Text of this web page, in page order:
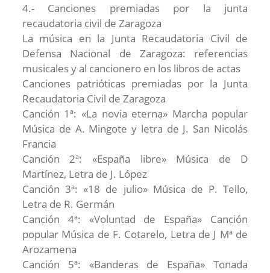
4.- Canciones premiadas por la junta
recaudatoria civil de Zaragoza
La música en la Junta Recaudatoria Civil de
Defensa Nacional de Zaragoza: referencias
musicales y al cancionero en los libros de actas
Canciones patrióticas premiadas por la Junta
Recaudatoria Civil de Zaragoza
Canción 1ª: «La novia eterna» Marcha popular
Música de A. Mingote y letra de J. San Nicolás
Francia
Canción 2ª: «España libre» Música de D
Martínez, Letra de J. López
Canción 3ª: «18 de julio» Música de P. Tello,
Letra de R. Germán
Canción 4ª: «Voluntad de España» Canción
popular Música de F. Cotarelo, Letra de J Mª de
Arozamena
Canción 5ª: «Banderas de España» Tonada